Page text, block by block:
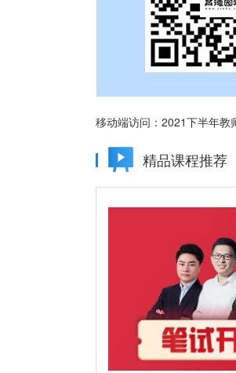
移动端访问： 2021下半年教
精品课程推荐